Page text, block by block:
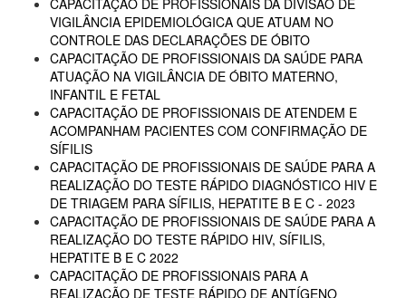
CAPACITAÇÃO DE PROFISSIONAIS DA DIVISÃO DE
VIGILÂNCIA EPIDEMIOLÓGICA QUE ATUAM NO
CONTROLE DAS DECLARAÇÕES DE ÓBITO
CAPACITAÇÃO DE PROFISSIONAIS DA SAÚDE PARA
ATUAÇÃO NA VIGILÂNCIA DE ÓBITO MATERNO,
INFANTIL E FETAL
CAPACITAÇÃO DE PROFISSIONAIS DE ATENDEM E
ACOMPANHAM PACIENTES COM CONFIRMAÇÃO DE
SÍFILIS
CAPACITAÇÃO DE PROFISSIONAIS DE SAÚDE PARA A
REALIZAÇÃO DO TESTE RÁPIDO DIAGNÓSTICO HIV E
DE TRIAGEM PARA SÍFILIS, HEPATITE B E C - 2023
CAPACITAÇÃO DE PROFISSIONAIS DE SAÚDE PARA A
REALIZAÇÃO DO TESTE RÁPIDO HIV, SÍFILIS,
HEPATITE B E C 2022
CAPACITAÇÃO DE PROFISSIONAIS PARA A
REALIZAÇÃO DE TESTE RÁPIDO DE ANTÍGENO